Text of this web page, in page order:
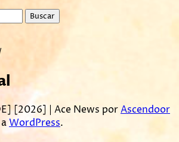
[2026] | Ace News porAscendoor
WordPress.